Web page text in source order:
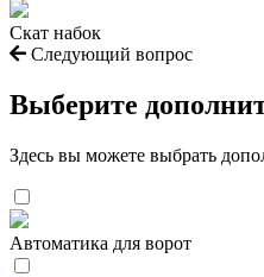
Скат набок
Следующий вопрос
Выберите
Здесь вы можете выбрать
Автоматика для ворот